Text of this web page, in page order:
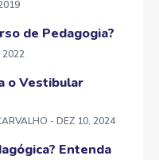
de Pedagogia?
2022
o Vestibular
- DEZ 10, 2024
Entenda